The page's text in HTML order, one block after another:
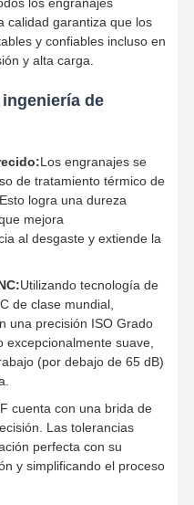
Videos
Sobre
Contacto Noticias
calidad garantiza que los
y confiables incluso en
y alta carga.
de
Los engranajes se
de tratamiento térmico de
logra una dureza
mejora
al desgaste y extiende la
Utilizando tecnología de
de clase mundial,
una precisión ISO Grado
suave,
(por debajo de 65 dB)
cuenta con una brida de
Las tolerancias
perfecta con su
y simplificando el proceso